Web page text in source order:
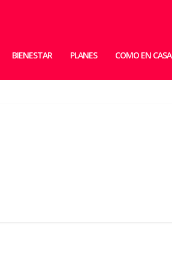
BIENESTAR PLANES COMO EN CASA